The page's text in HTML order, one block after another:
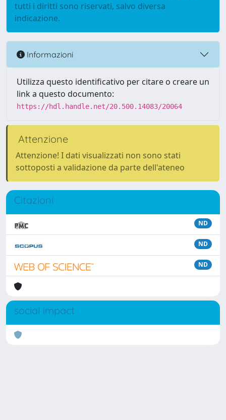
tutti i diritti sono riservati, salvo diversa
indicazione.
Informazioni
Utilizza questo identificativo per citare o creare un
link a questo documento:
https://hdl.handle.net/20.500.14083/20064
Attenzione
Attenzione! I dati visualizzati non sono stati
sottoposti a validazione da parte dell'ateneo
Citazioni
ND
ND
ND
social impact